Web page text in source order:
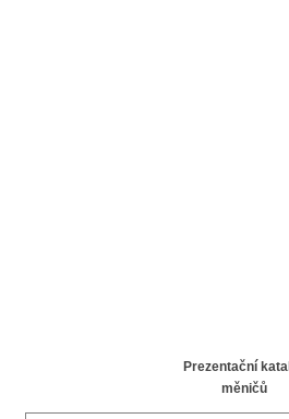
Prezentační
měničů